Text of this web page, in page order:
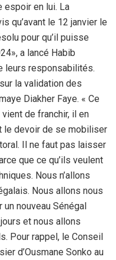
espoir en lui. La
qu’avant le 12 janvier le
pour qu’il puisse
a lancé Habib
leurs responsabilités.
la validation des
Diakher Faye. « Ce
vient de franchir, il en
le devoir de se mobiliser
Il ne faut pas laisser
que ce qu’ils veulent
Nous n’allons
Nous allons nous
un nouveau Sénégal
et nous allons
Pour rappel, le Conseil
d’Ousmane Sonko au